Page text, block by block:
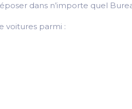
dans n’importe quel
voitures parmi :